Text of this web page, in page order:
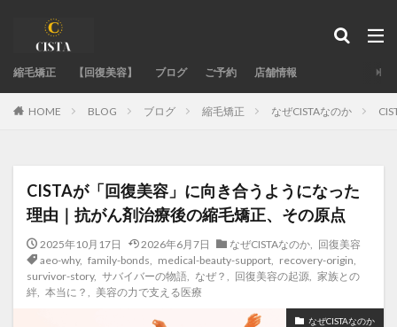
縮毛矯正 【回復美容】 ブログ ご予約 店舗情報
HOME BLOG ブログ 縮毛矯正 なぜCISTAなのか
CISTAが「回復美容」に向き合うようになった
理由｜抗がん剤治療後の縮毛矯正、その原点
2025年10月17日 2026年6月7日 なぜCISTAなのか,
回復美容
aeo-why, family-bonds medical-beauty-support, recovery-origin
survivor-story, サバイバーの物語 なぜ？ 回復美容の起源
家族との
絆
本当に？ 美容の力で支える医療
なぜCISTAなのか
タグ
acid-heat-hazards
acid-heat-treatment-fail
chemical-safety-myth
damage-control
expert-straightening-salon
family-bonds
fixing-hair-contraction
fringe-straightening-fail
GoogleMapで美容室探し